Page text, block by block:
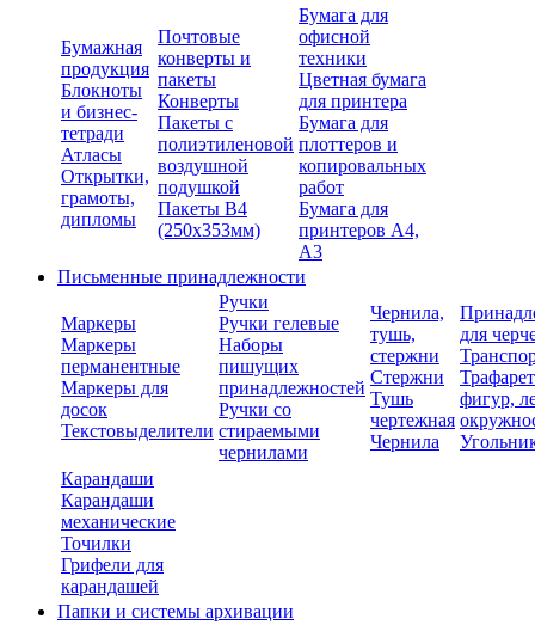
Бумажная
продукция
Блокноты
и бизнес-
тетради
Атласы
Открытки,
грамоты,
дипломы
Почтовые
конверты и
пакеты
Конверты
Пакеты с
полиэтиленовой
воздушной
подушкой
Пакеты В4
(250х353мм)
Бумага для
офисной
техники
Цветная бумага
для принтера
Бумага для
плоттеров и
копировальных
работ
Бумага для
принтеров А4,
А3
Письменные принадлежности
Маркеры
Маркеры
перманентные
Маркеры для
досок
Текстовыделители
Ручки
Ручки гелевые
Наборы
пишущих
принадлежностей
Ручки со
стираемыми
чернилами
Чернила,
тушь,
стержни
Стержни
Тушь
чертежная
Чернила
для
фигур,
Карандаши
Карандаши
механические
Точилки
Грифели для
карандашей
Папки и системы архивации